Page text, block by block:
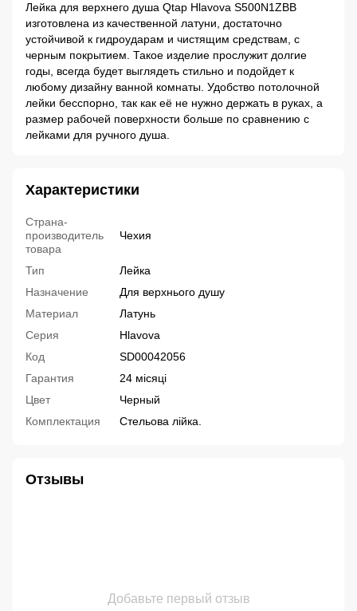
Лейка для верхнего душа Qtap Hlavova S500N1ZBB
изготовлена из качественной латуни, достаточно
устойчивой к гидроударам и чистящим средствам, с
черным покрытием. Такое изделие прослужит долгие
годы, всегда будет выглядеть стильно и подойдет к
любому дизайну ванной комнаты. Удобство потолочной
лейки бесспорно, так как её не нужно держать в руках, а
размер рабочей поверхности больше по сравнению с
лейками для ручного душа.
Характеристики
Страна-
производитель
товара
Чехия
Тип
Лейка
Назначение
Для верхнього душу
Материал
Латунь
Серия
Hlavova
Код
SD00042056
Гарантия
24 місяці
Цвет
Черный
Комплектация
Стельова лійка.
Отзывы
Добавьте первый отзыв